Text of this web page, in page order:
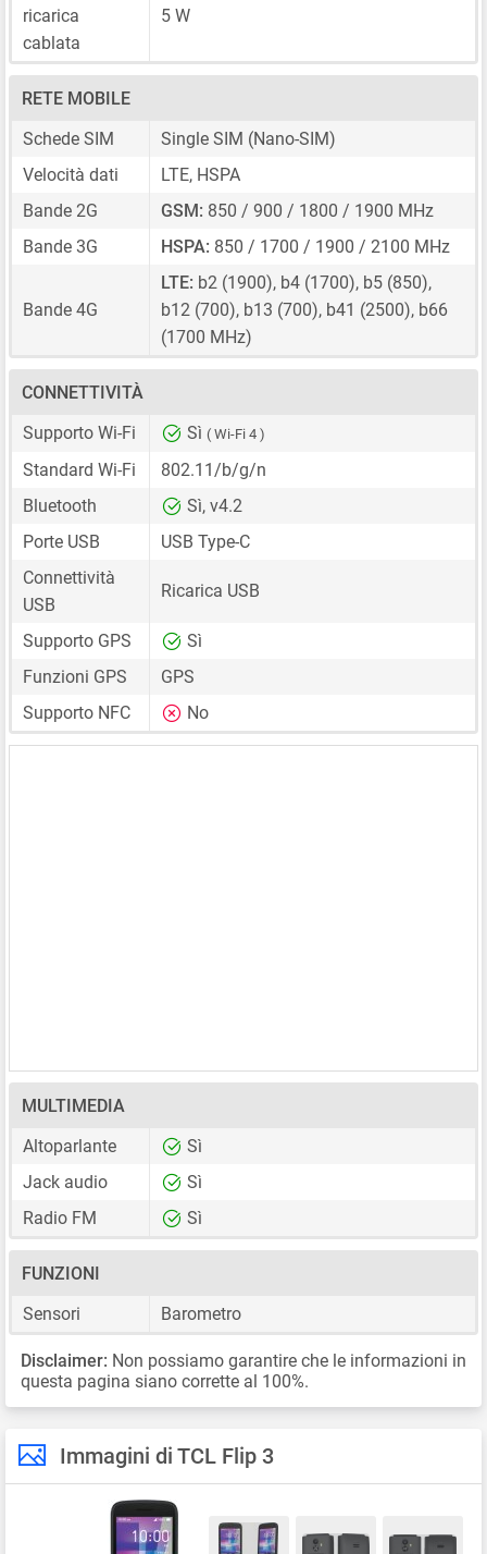
ricarica
cablata
5 W
RETE MOBILE
Schede SIM
Single SIM (Nano-SIM)
Velocità dati
LTE, HSPA
Bande 2G
GSM: 850 / 900 / 1800 / 1900 MHz
Bande 3G
HSPA: 850 / 1700 / 1900 / 2100 MHz
Bande 4G
LTE: b2 (1900), b4 (1700), b5 (850),
b12 (700), b13 (700), b41 (2500), b66
(1700 MHz)
CONNETTIVITÀ
Supporto Wi-Fi
Sì ( Wi-Fi 4 )
Standard Wi-Fi
802.11/b/g/n
Bluetooth
Sì, v4.2
Porte USB
USB Type-C
Connettività
USB
Ricarica USB
Supporto GPS
Sì
Funzioni GPS
GPS
Supporto NFC
No
MULTIMEDIA
Altoparlante
Sì
Jack audio
Sì
Radio FM
Sì
FUNZIONI
Sensori
Barometro
Disclaimer: Non possiamo garantire che le informazioni in
questa pagina siano corrette al 100%.
Immagini di TCL Flip 3